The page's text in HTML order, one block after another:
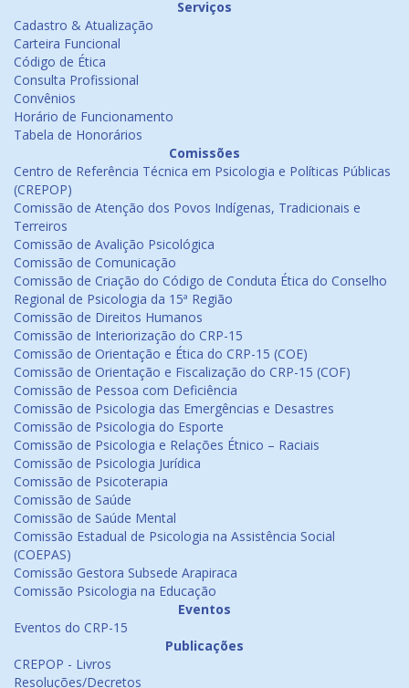
Serviços
Cadastro & Atualização
Carteira Funcional
Código de Ética
Consulta Profissional
Convênios
Horário de Funcionamento
Tabela de Honorários
Comissões
Centro de Referência Técnica em Psicologia e Políticas Públicas
(CREPOP)
Comissão de Atenção dos Povos Indígenas, Tradicionais e
Terreiros
Comissão de Avalição Psicológica
Comissão de Comunicação
Comissão de Criação do Código de Conduta Ética do Conselho
Regional de Psicologia da 15ª Região
Comissão de Direitos Humanos
Comissão de Interiorização do CRP-15
Comissão de Orientação e Ética do CRP-15 (COE)
Comissão de Orientação e Fiscalização do CRP-15 (COF)
Comissão de Pessoa com Deficiência
Comissão de Psicologia das Emergências e Desastres
Comissão de Psicologia do Esporte
Comissão de Psicologia e Relações Étnico – Raciais
Comissão de Psicologia Jurídica
Comissão de Psicoterapia
Comissão de Saúde
Comissão de Saúde Mental
Comissão Estadual de Psicologia na Assistência Social
(COEPAS)
Comissão Gestora Subsede Arapiraca
Comissão Psicologia na Educação
Eventos
Eventos do CRP-15
Publicações
CREPOP - Livros
Resoluções/Decretos